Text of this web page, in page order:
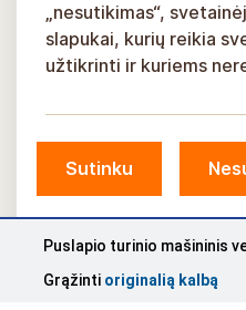
© Siguldos savivaldybė,
Sukūrė KOSMODROMAS
„nesutikimas“,
slapukai, kurių reikia
užtikrinti ir kuriems
Sutinku
Puslapio turinio mašininis
Grąžinti originalią kalbą